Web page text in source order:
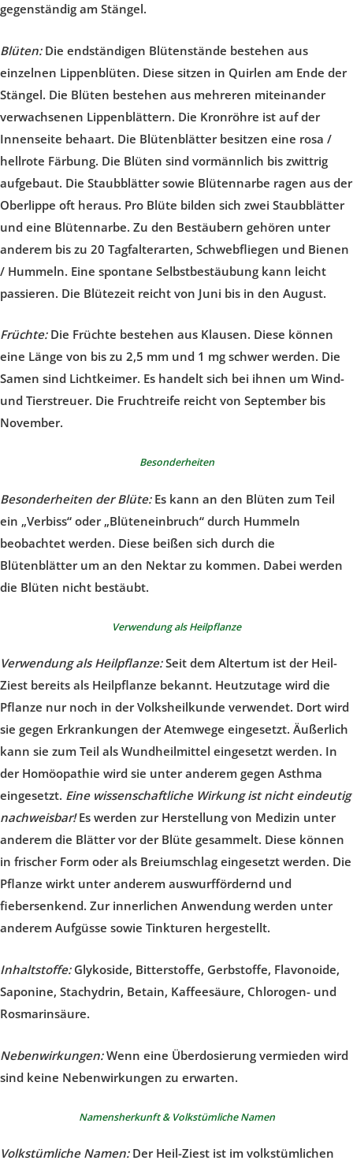
gegenständig am Stängel.
Blüten:Die endständigen Blütenstände bestehen aus
einzelnen Lippenblüten. Diese sitzen in Quirlen am Ende der
Stängel. Die Blüten bestehen aus mehreren miteinander
verwachsenen Lippenblättern. Die Kronröhre ist auf der
Innenseite behaart. Die Blütenblätter besitzen eine rosa /
hellrote Färbung. Die Blüten sind vormännlich bis zwittrig
aufgebaut. Die Staubblätter sowie Blütennarbe ragen aus der
Oberlippe oft heraus. Pro Blüte bilden sich zwei Staubblätter
und eine Blütennarbe. Zu den Bestäubern gehören unter
anderem bis zu 20 Tagfalterarten, Schwebfliegen und Bienen
/ Hummeln. Eine spontane Selbstbestäubung kann leicht
passieren. Die Blütezeit reicht von Juni bis in den August.
Früchte: Die Früchte bestehen aus Klausen. Diese können
eine Länge von bis zu 2,5 mm und 1 mg schwer werden. Die
Samen sind Lichtkeimer. Es handelt sich bei ihnen um Wind-
und Tierstreuer. Die Fruchtreife reicht von September bis
November.
Besonderheiten
Besonderheiten der Blüte: Es kann an den Blüten zum Teil
ein „Verbiss“ oder „Blüteneinbruch“ durch Hummeln
beobachtet werden. Diese beißen sich durch die
Blütenblätter um an den Nektar zu kommen. Dabei werden
die Blüten nicht bestäubt.
Verwendung als Heilpflanze
Verwendung als Heilpflanze:Seit dem Altertum ist der Heil-
Ziest bereits als Heilpflanze bekannt. Heutzutage wird die
Pflanze nur noch in der Volksheilkunde verwendet. Dort wird
sie gegen Erkrankungen der Atemwege eingesetzt. Äußerlich
kann sie zum Teil als Wundheilmittel eingesetzt werden. In
der Homöopathie wird sie unter anderem gegen Asthma
eingesetzt. Eine wissenschaftliche Wirkung ist nicht eindeutig
nachweisbar!Es werden zur Herstellung von Medizin unter
anderem die Blätter vor der Blüte gesammelt. Diese können
in frischer Form oder als Breiumschlag eingesetzt werden. Die
Pflanze wirkt unter anderem auswurffördernd und
fiebersenkend. Zur innerlichen Anwendung werden unter
anderem Aufgüsse sowie Tinkturen hergestellt.
Inhaltstoffe: Glykoside, Bitterstoffe, Gerbstoffe, Flavonoide,
Saponine, Stachydrin, Betain, Kaffeesäure, Chlorogen- und
Rosmarinsäure.
Nebenwirkungen:Wenn eine Überdosierung vermieden wird
sind keine Nebenwirkungen zu erwarten.
Namensherkunft & Volkstümliche Namen
Volkstümliche Namen:Der Heil-Ziest ist im volkstümlichen